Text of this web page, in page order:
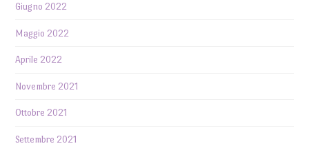
Giugno 2022
Maggio 2022
Aprile 2022
Novembre 2021
Ottobre 2021
Settembre 2021